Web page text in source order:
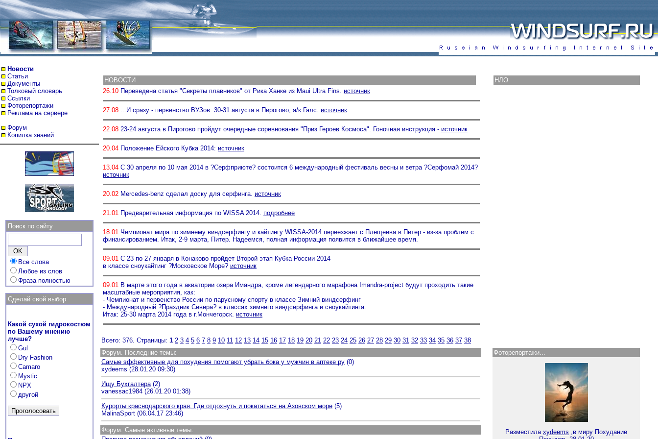
Новости
Статьи
Документы
Толковый словарь
Ссылки
Фоторепортажи
Реклама на сервере
Форум
Копилка знаний
Поиск по сайту
Все слова
Любое из слов
Фраза полностью
Сделай свой выбор
Какой сухой гидрокостюм
по Вашему мнению
лучше?
Gul
Dry Fashion
Camaro
Mystic
NPX
другой
НОВОСТИ
26.10 Переведена статья "Секреты плавников" от Рика Ханке из Maui Ultra Fins. источник
27.08 ...И сразу - первенство ВУЗов. 30-31 августа в Пирогово, я/к Галс. источник
22.08 23-24 августа в Пирогово пройдут очередные соревнования "Приз Героев Космоса". Гоночная инструкция - источник
20.04 Положение Ейского Кубка 2014: источник
13.04 С 30 апреля по 10 мая 2014 в ?Серфприюте? состоится 6 международный фестиваль весны и ветра ?Серфомай 2014?
источник
20.02 Mercedes-benz сделал доску для серфинга. источник
21.01 Предварительная информация по WISSA 2014. подробнее
18.01 Чемпионат мира по зимнему виндсерфингу и кайтингу WISSA-2014 переезжает с Плещеева в Питер - из-за проблем с
финансированием. Итак, 2-9 марта, Питер. Надеемся, полная информация появится в ближайшее время.
09.01 С 23 по 27 января в Конаково пройдет Второй этап Кубка России 2014
в классе сноукайтинг ?Московское Море? источник
09.01 В марте этого года в акватории озера Имандра, кроме легендарного марафона Imandra-project будут проходить такие
масштабные мероприятия, как:
- Чемпионат и первенство России по парусному спорту в классе Зимний виндсерфинг
- Международный ?Праздник Севера? в классах зимнего виндсерфинга и сноукайтинга.
Итак: 25-30 марта 2014 года в г.Мончегорск. источник
Всего: 376. Страницы: 1 2 3 4 5 6 7 8 9 10 11 12 13 14 15 16 17 18 19 20 21 22 23 24 25 26 27 28 29 30 31 32 33 34 35 36 37 38
НЛО
Форум. Последние темы:
Самые эффективные для похудения помогают убрать бока у мужчин в аптеке ру (0)
xydeems (28.01.20 09:30)
Ищу Бухгалтера(2)
vanessac1984 (26.01.20 01:38)
Курорты краснодарского края. Где отдохнуть и покататься на Азовском море (5)
MalinaSport (06.04.17 23:46)
Форум. Самые активные темы:
Фоторепортажи...
Разместила xydeems ,в миру Похудание